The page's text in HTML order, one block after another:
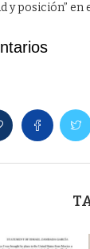
y posición”